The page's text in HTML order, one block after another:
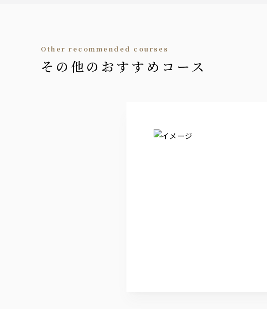
ソフトドリンク
ジンジャーエール。ペプシコーラ，炭酸水
other recommended courses
その他のおすすめコース